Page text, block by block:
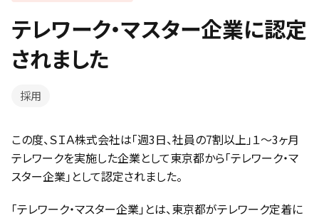
テレワーク・マスター企業に認定
されました
採用
この度、ＳＩＡ株式会社は「週3日、社員の7割以上」１〜3ヶ月
テレワークを実施した企業として東京都から「テレワーク・マ
スター企業」として認定されました。
「テレワーク・マスター企業」とは、東京都がテレワーク定着に